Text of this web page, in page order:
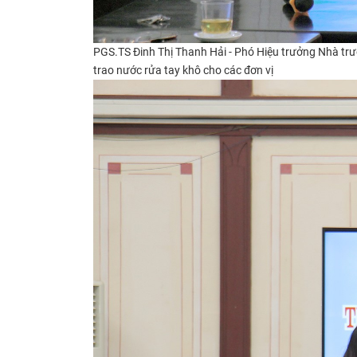
PGS.TS Đinh Thị Thanh Hải - Phó Hiệu trưởng Nhà
trao nước rửa tay khô cho các đơn vị